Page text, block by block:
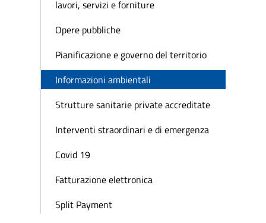
lavori, servizi e forniture
Opere pubbliche
Pianificazione e governo del territorio
Informazioni ambientali
Strutture sanitarie private accreditate
Interventi straordinari e di emergenza
Covid 19
Fatturazione elettronica
Split Payment